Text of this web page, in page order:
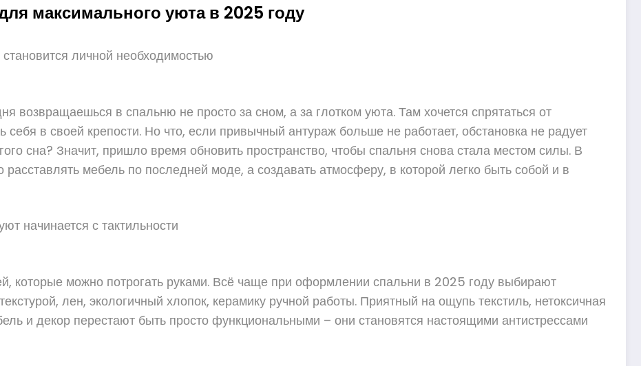
максимального уюта в 2025 году
личной необходимостью
возвращаешься в спальню не просто за сном, а за глотком уюта. Там хочется спрятаться от
себя в своей крепости. Но что, если привычный антураж больше не работает, обстановка не радует
сна? Значит, пришло время обновить пространство, чтобы спальня снова стала местом силы. В
мебель по последней моде, а создавать атмосферу, в которой легко быть собой и в
начинается с тактильности
которые можно потрогать руками. Всё чаще при оформлении спальни в 2025 году выбирают
лен, экологичный хлопок, керамику ручной работы. Приятный на ощупь текстиль, нетоксичная
и декор перестают быть просто функциональными – они становятся настоящими антистрессами